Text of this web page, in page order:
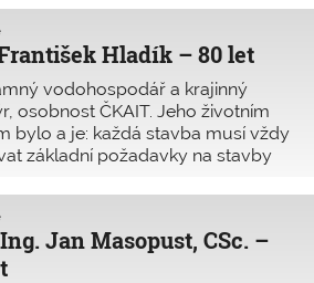
sněmovny a Česká republika
vládu, lze očekávat i další
v daňových zákonech. Zde je
hlavních změn, které byly platné
ledna 2026.
Hladík – 80 let
vodohospodář a krajinný
osobnost ČKAIT. Jeho životním
bylo a je: každá stavba musí vždy
základní požadavky na stavby
Jan Masopust, CSc. –